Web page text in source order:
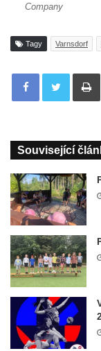
Company
Tagy Varnsdorf
Související